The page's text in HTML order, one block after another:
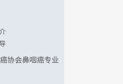
协会鼻咽癌专业